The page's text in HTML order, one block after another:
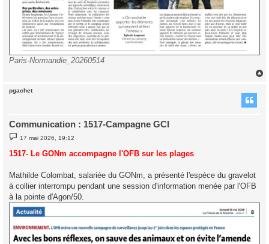
Paris-Normandie_20260514
pgachet
Communication : 1517-Campagne GCI
M
e
s
s
e
17 mai 2026, 19:12
1517- Le GONm accompagne l'OFB sur les plages
Mathilde Colombat, salariée du GONm, a présenté l'espèce du gravelot
à collier interrompu pendant une session d'information menée par l'OFB
à la pointe d'Agon/50.